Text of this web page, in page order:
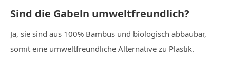
Sind die Gabeln umweltfreundlich?
Ja, sie sind aus 100% Bambus und biologisch abbaubar,
somit eine umweltfreundliche Alternative zu Plastik.